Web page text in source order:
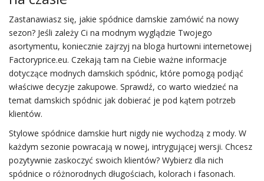
Zastanawiasz się, jakie spódnice damskie zamówić na nowy
sezon? Jeśli zależy Ci na modnym wyglądzie Twojego
asortymentu, koniecznie zajrzyj na bloga hurtowni internetowej
Factoryprice.eu. Czekają tam na Ciebie ważne informacje
dotyczące modnych damskich spódnic, które pomogą podjąć
właściwe decyzje zakupowe. Sprawdź, co warto wiedzieć na
temat damskich spódnic jak dobierać je pod kątem potrzeb
klientów.
Stylowe spódnice damskie hurt nigdy nie wychodzą z mody. W
każdym sezonie powracają w nowej, intrygującej wersji. Chcesz
pozytywnie zaskoczyć swoich klientów? Wybierz dla nich
spódnice o różnorodnych długościach, kolorach i fasonach.